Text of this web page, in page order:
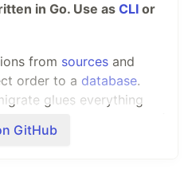
in Go. Use as CLI or
from sources and
order to a database.
glues everything
too.)
GitHub